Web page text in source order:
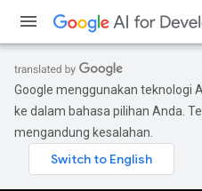
Google menggunakan teknologi
ke dalam bahasa pilihan Anda.
mengandung kesalahan.